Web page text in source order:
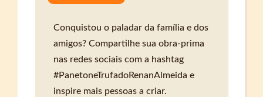
Conquistou o paladar da família e dos
amigos? Compartilhe sua obra-prima
nas redes sociais com a hashtag
#PanetoneTrufadoRenanAlmeida e
inspire mais pessoas a criar.